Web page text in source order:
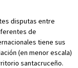
disputas entre
de
tiene sus
(en menor escala)
santacruceño.